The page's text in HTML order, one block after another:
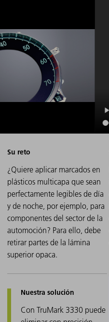
¿Quiere aplicar marcados en
plásticos multicapa que sean
perfectamente legibles de día
y de noche, por ejemplo, para
componentes del sector de la
automoción? Para ello, debe
retirar partes de la lámina
superior opaca.
Con TruMark 3330 puede